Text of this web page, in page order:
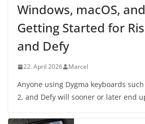
Windows, macOS,
Getting Started for
and Defy
22. April 2026 Marcel
Anyone using Dygma keyboards
2, and Defy will sooner or later end